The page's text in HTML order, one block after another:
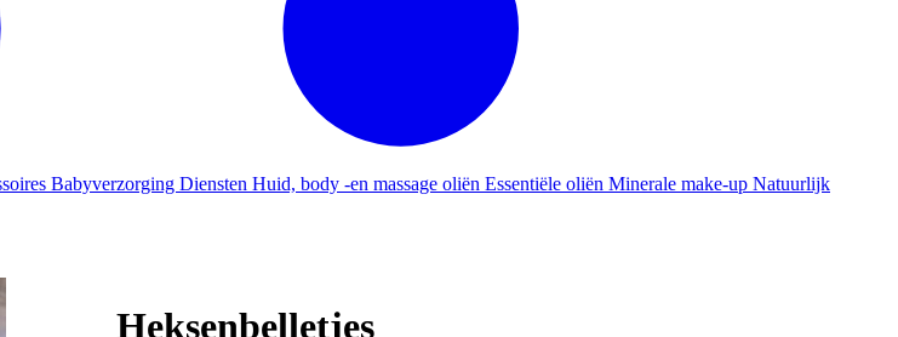
Babyverzorging Diensten Huid, body -en massage oliën Essentiële oliën Minerale make-up Natuurlijk
Heksenbelletjes